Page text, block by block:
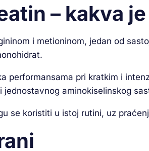
– kakva
i metioninom, jedan od
performansama pri kratkim i
jednostavnog aminokiselinskog
se koristiti u istoj rutini, uz